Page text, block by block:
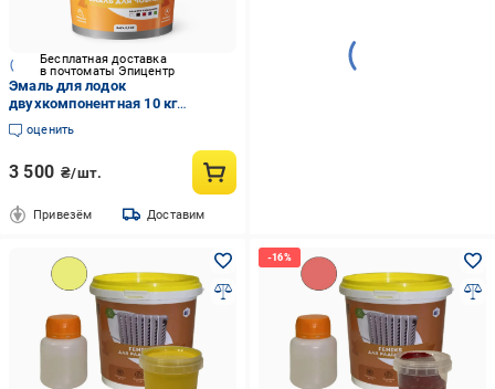
Бесплатная доставка
в почтоматы Эпицентр
Эмаль для лодок
двухкомпонентная 10 кг
RAL9010 Белый (12749267)
оценить
3 500 ₴/шт.
Привезём Доставим